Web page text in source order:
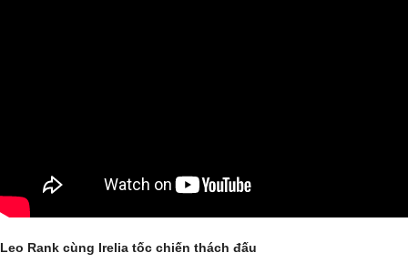
Leo Rank cùng Irelia tốc chiến thách đấu